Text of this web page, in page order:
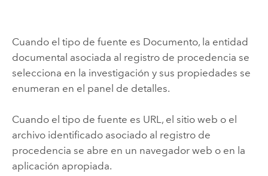
Cuando el tipo de fuente es Documento, la entidad
documental asociada al registro de procedencia se
selecciona en la investigación y sus propiedades se
enumeran en el panel de detalles.
Cuando el tipo de fuente es URL, el sitio web o el
archivo identificado asociado al registro de
procedencia se abre en un navegador web o en la
aplicación apropiada.